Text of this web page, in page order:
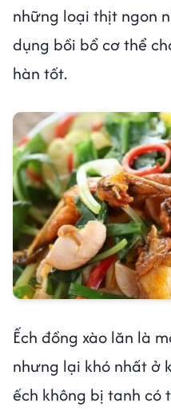
những loại thịt ngon
dụng bồi bổ cơ thể
hàn tốt.
Ếch đồng xào lăn là
nhưng lại khó nhất ở
ếch không bị tanh có